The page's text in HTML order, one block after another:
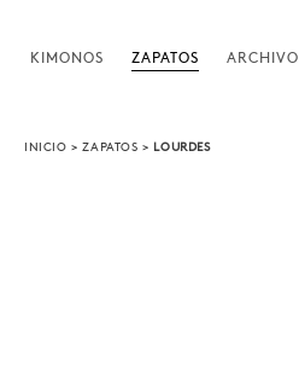
KIMONOS ZAPATOS ARCHIVO
INICIO > ZAPATOS > LOURDES